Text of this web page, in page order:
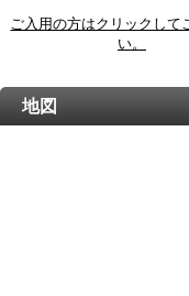
ご入用の方はクリックして
い。
地図